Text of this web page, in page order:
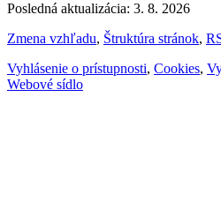
Posledná aktualizácia: 3. 8. 2026
Zmena vzhľadu, Štruktúra stránok,
Vyhlásenie o prístupnosti, Cookies,
Webové sídlo